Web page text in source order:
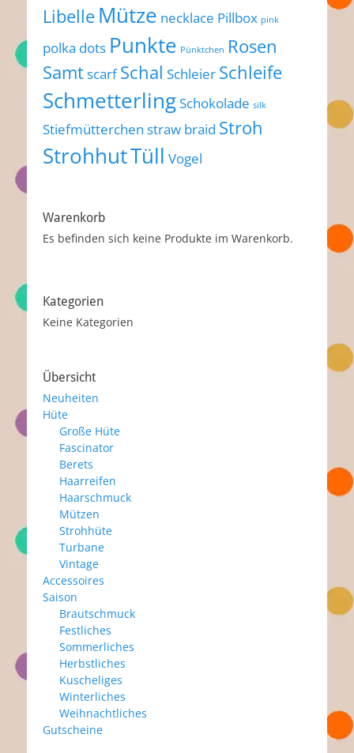
Libelle Mütze necklace Pillbox pink
polka dots Punkte Pünktchen Rosen
Samtscarf Schal Schleier Schleife
SchmetterlingSchokolade silk
Stiefmütterchen straw braid Stroh
StrohhutTüll Vogel
Warenkorb
Es befinden sich keine Produkte im Warenkorb.
Kategorien
Keine Kategorien
Übersicht
Neuheiten
Hüte
Große Hüte
Fascinator
Berets
Haarreifen
Haarschmuck
Mützen
Strohhüte
Turbane
Vintage
Accessoires
Saison
Brautschmuck
Festliches
Sommerliches
Herbstliches
Kuscheliges
Winterliches
Weihnachtliches
Gutscheine